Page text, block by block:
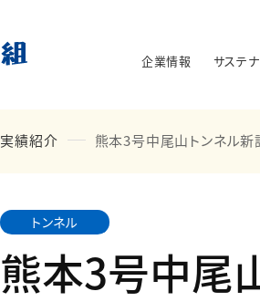
企業情報 サステ
実績紹介 熊本3号中尾山トンネル新
トンネル
熊本3号中尾